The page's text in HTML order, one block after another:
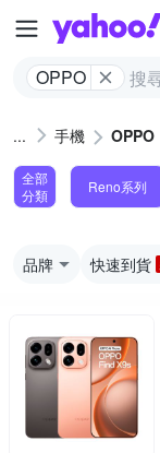
OPPO
手機 OPPO
全部
分類
Reno系列
品牌 快速到貨